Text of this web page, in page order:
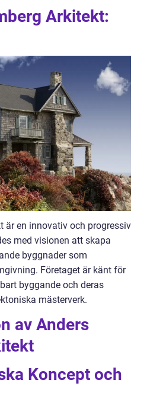
Arkitekt:
är en innovativ och progressiv
med visionen att skapa
byggnader som
Företaget är känt för
byggande och deras
mästerverk.
av Anders
Koncept och